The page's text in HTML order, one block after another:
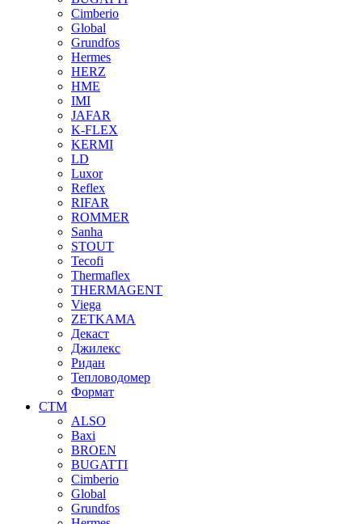
Cimberio
Global
Grundfos
Hermes
HERZ
HME
IMI
JAFAR
K-FLEX
KERMI
LD
Luxor
Reflex
RIFAR
ROMMER
Sanha
STOUT
Tecofi
Thermaflex
THERMAGENT
Viega
ZETKAMA
Декаст
Джилекс
Ридан
Тепловодомер
Формат
СТМ
ALSO
Baxi
BROEN
BUGATTI
Cimberio
Global
Grundfos